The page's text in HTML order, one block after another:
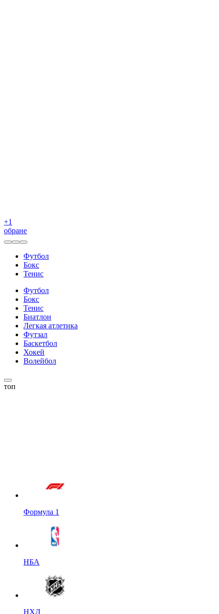
+1
обране
Футбол
Бокс
Тенис
Футбол
Бокс
Тенис
Биатлон
Легкая атлетика
Футзал
Баскетбол
Хокей
Волейбол
топ
Формула 1
НБА
НХЛ